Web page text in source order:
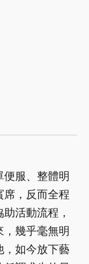
服、整體明
席，反而全程
活動流程，
幾乎毫無明
，如今放下藝